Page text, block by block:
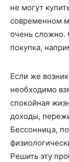
не могут
современном
очень сложно.
покупка,
Если же
необходимо
спокойная
доходы,
Бессонница,
Решить эту